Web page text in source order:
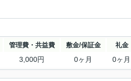
管理費・共益費 敷金/保証金 礼金
3,000円 0ヶ月 0ヶ月